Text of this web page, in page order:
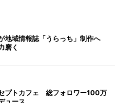
地域情報誌「うらっち」制作へ
磨く
プトカフェ 総フォロワー100万